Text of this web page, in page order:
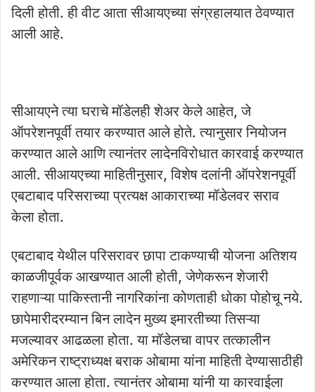
दिली होती. ही वीट आता सीआयएच्या संग्रहालयात ठेवण्यात
आली आहे.
सीआयएने त्या घराचे मॉडेलही शेअर केले आहेत, जे
ऑपरेशनपूर्वी तयार करण्यात आले होते. त्यानुसार नियोजन
करण्यात आले आणि त्यानंतर लादेनविरोधात कारवाई करण्यात
आली. सीआयएच्या माहितीनुसार, विशेष दलांनी ऑपरेशनपूर्वी
एबटाबाद परिसराच्या प्रत्यक्ष आकाराच्या मॉडेलवर सराव
केला होता.
एबटाबाद येथील परिसरावर छापा टाकण्याची योजना अतिशय
काळजीपूर्वक आखण्यात आली होती, जेणेकरून शेजारी
राहणाऱ्या पाकिस्तानी नागरिकांना कोणताही धोका पोहोचू नये.
छापेमारीदरम्यान बिन लादेन मुख्य इमारतीच्या तिसऱ्या
मजल्यावर आढळला होता. या मॉडेलचा वापर तत्कालीन
अमेरिकन राष्ट्राध्यक्ष बराक ओबामा यांना माहिती देण्यासाठीही
करण्यात आला होता. त्यानंतर ओबामा यांनी या कारवाईला